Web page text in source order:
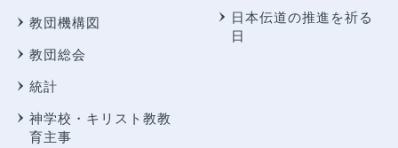
教団機構図
教団総会
統計
神学校・キリスト教教
育主事
日本伝道の推進を祈る
日